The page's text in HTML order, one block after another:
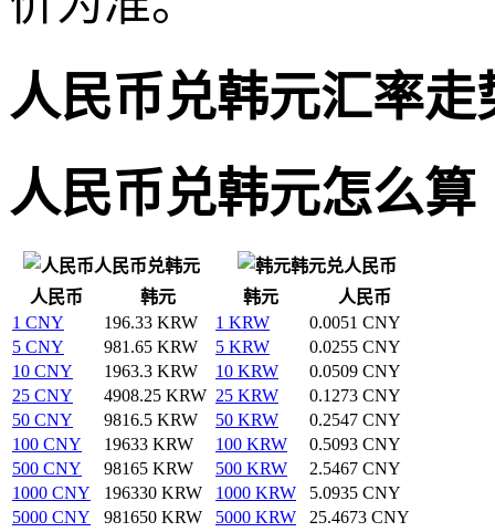
人民币兑韩元汇率走
人民币兑韩元怎么算
人民币兑韩元
韩元兑人民币
人民币
韩元 韩元
人民币
1 CNY
196.33 KRW 1 KRW
0.0051 CNY
5 CNY
981.65 KRW 5 KRW
0.0255 CNY
10 CNY
1963.3 KRW 10 KRW
0.0509 CNY
25 CNY
4908.25 KRW 25 KRW
0.1273 CNY
50 CNY
9816.5 KRW 50 KRW
0.2547 CNY
100 CNY
19633 KRW 100 KRW
0.5093 CNY
500 CNY
98165 KRW 500 KRW
2.5467 CNY
1000 CNY
196330 KRW 1000 KRW
5.0935 CNY
5000 CNY
981650 KRW 5000 KRW
25.4673 CNY